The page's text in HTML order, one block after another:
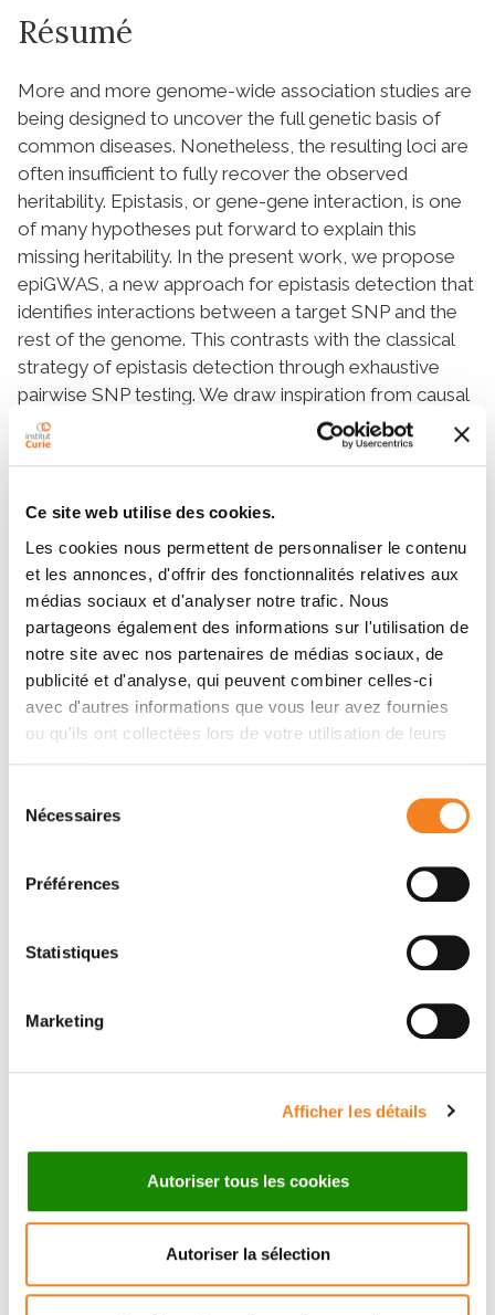
Ce site web utilise des cookies.
Les cookies nous permettent de personnaliser le contenu
et les annonces, d'offrir des fonctionnalités relatives aux
médias sociaux et d'analyser notre trafic. Nous
partageons également des informations sur l'utilisation de
notre site avec nos partenaires de médias sociaux, de
publicité et d'analyse, qui peuvent combiner celles-ci
avec d'autres informations que vous leur avez fournies
ou qu'ils ont collectées lors de votre utilisation de leurs
Nécessaires
Préférences
Statistiques
Marketing
Afficher les détails
Autoriser tous les cookies
Autoriser la sélection
Résumé
More and more genome-wide association studies are
being designed to uncover the full genetic basis of
common diseases. Nonetheless, the resulting loci are
often insufficient to fully recover the observed
heritability. Epistasis, or gene-gene interaction, is one
of many hypotheses put forward to explain this
missing heritability. In the present work, we propose
epiGWAS, a new approach for epistasis detection that
identifies interactions between a target SNP and the
rest of the genome. This contrasts with the classical
strategy of epistasis detection through exhaustive
pairwise SNP testing. We draw inspiration from causal
inference in randomized clinical trials, which allows us
to take into account linkage disequilibrium. EpiGWAS
state-of-the-art techniques for epistasis detection on
demonstrate empirically the benefits of EpiGWAS to
identify pairwise interactions.
Equipes
des systèmes biologiques
Membres